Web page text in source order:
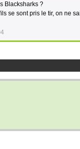
Blacksharks ?
se sont pris le tir, on ne